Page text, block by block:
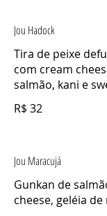
Jou Hadock
Tira de peixe
com cream
salmão, kani e
R$ 32
Jou Maracujá
Gunkan de
cheese, geléia